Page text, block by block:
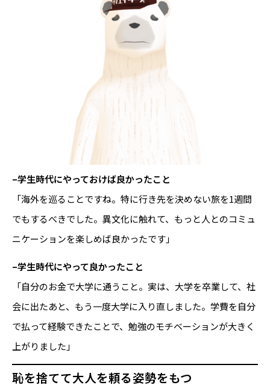
–学生時代にやっておけば良かったこと
「海外を巡ることですね。特に行き先を決めない旅を1週間
でもするべきでした。異文化に触れて、もっと人とのコミュ
ニケーションを楽しめば良かったです」
–学生時代にやって良かったこと
「自分のお金で大学に通うこと。実は、大学を卒業して、社
会に出たあと、もう一度大学に入り直しました。学費を自分
で払って経験できたことで、勉強のモチベーションが大きく
上がりました」
恥を捨てて大人を頼る姿勢をもつ